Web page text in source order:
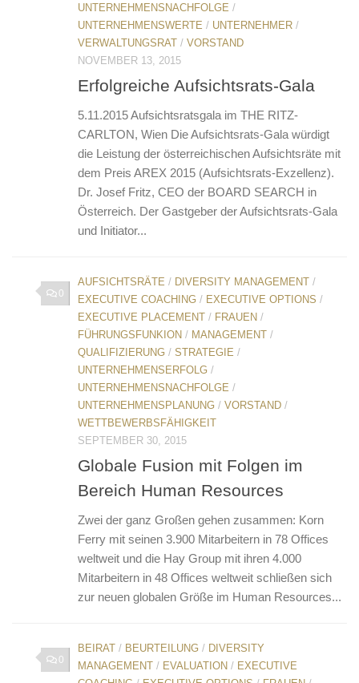
UNTERNEHMENSNACHFOLGE /
UNTERNEHMENSWERTE / UNTERNEHMER /
VERWALTUNGSRAT / VORSTAND
NOVEMBER 13, 2015
Erfolgreiche Aufsichtsrats-Gala
5.11.2015 Aufsichtsratsgala im THE RITZ-
CARLTON, Wien Die Aufsichtsrats-Gala würdigt
die Leistung der österreichischen Aufsichtsräte mit
dem Preis AREX 2015 (Aufsichtsrats-Exzellenz).
Dr. Josef Fritz, CEO der BOARD SEARCH in
Österreich. Der Gastgeber der Aufsichtsrats-Gala
und Initiator...
0
AUFSICHTSRÄTE / DIVERSITY MANAGEMENT /
EXECUTIVE COACHING / EXECUTIVE OPTIONS /
EXECUTIVE PLACEMENT / FRAUEN /
FÜHRUNGSFUNKION / MANAGEMENT /
QUALIFIZIERUNG / STRATEGIE /
UNTERNEHMENSERFOLG /
UNTERNEHMENSNACHFOLGE /
UNTERNEHMENSPLANUNG / VORSTAND /
WETTBEWERBSFÄHIGKEIT
SEPTEMBER 30, 2015
Globale Fusion mit Folgen im
Bereich Human Resources
Zwei der ganz Großen gehen zusammen: Korn
Ferry mit seinen 3.900 Mitarbeitern in 78 Offices
weltweit und die Hay Group mit ihren 4.000
Mitarbeitern in 48 Offices weltweit schließen sich
zur neuen globalen Größe im Human Resources...
0
BEIRAT / BEURTEILUNG / DIVERSITY
MANAGEMENT / EVALUATION / EXECUTIVE